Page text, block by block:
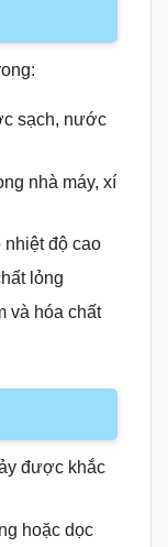
sạch, nước
nhà máy, xí
nhiệt độ cao
lỏng
và hóa chất
được khắc
hoặc dọc